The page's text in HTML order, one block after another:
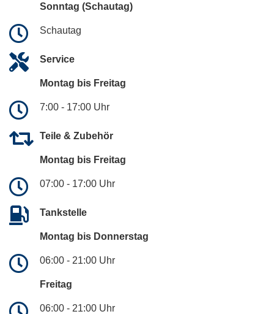
Sonntag (Schautag)
Schautag
Service
Montag bis Freitag
7:00 - 17:00 Uhr
Teile & Zubehör
Montag bis Freitag
07:00 - 17:00 Uhr
Tankstelle
Montag bis Donnerstag
06:00 - 21:00 Uhr
Freitag
06:00 - 21:00 Uhr